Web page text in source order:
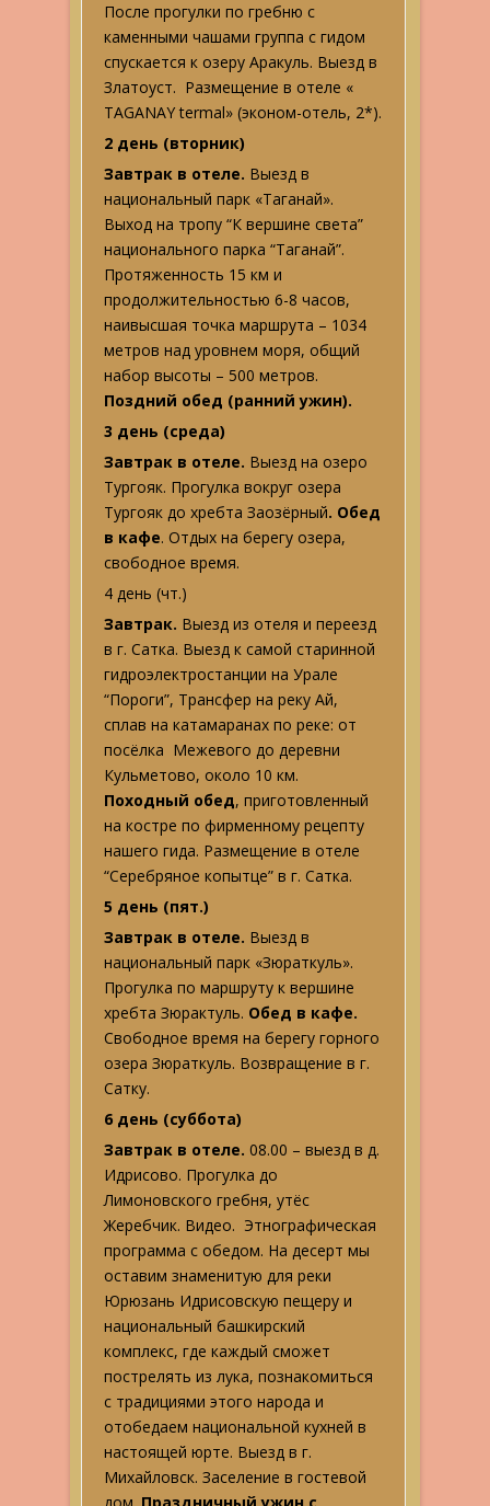
После прогулки по гребню с
каменными чашами группа с гидом
спускается к озеру Аракуль. Выезд в
Златоуст. Размещение в отеле «
TAGANAY termal» (эконом-отель, 2*).
2 день (вторник)
Завтрак в отеле. Выезд в
национальный парк «Таганай».
Выход на тропу “К вершине света”
национального парка “Таганай”.
Протяженность 15 км и
продолжительностью 6-8 часов,
наивысшая точка маршрута – 1034
метров над уровнем моря, общий
набор высоты – 500 метров.
Поздний обед (ранний ужин).
3 день (среда)
Завтрак в отеле. Выезд на озеро
Тургояк. Прогулка вокруг озера
Тургояк до хребта Заозёрный. Обед
в кафе. Отдых на берегу озера,
свободное время.
4 день (чт.)
Завтрак. Выезд из отеля и переезд
в г. Сатка. Выезд к самой старинной
гидроэлектростанции на Урале
“Пороги”, Трансфер на реку Ай,
сплав на катамаранах по реке: от
посёлка Межевого до деревни
Кульметово, около 10 км.
Походный обед, приготовленный
на костре по фирменному рецепту
нашего гида. Размещение в отеле
“Серебряное копытце” в г. Сатка.
5 день (пят.)
Завтрак в отеле. Выезд в
национальный парк «Зюраткуль».
Прогулка по маршруту к вершине
хребта Зюрактуль. Обед в кафе.
Свободное время на берегу горного
озера Зюраткуль. Возвращение в г.
Сатку.
6 день (суббота)
Завтрак в отеле. 08.00 – выезд в д.
Идрисово. Прогулка до
Лимоновского гребня, утёс
Жеребчик. Видео. Этнографическая
программа с обедом. На десерт мы
оставим знаменитую для реки
Юрюзань Идрисовскую пещеру и
национальный башкирский
комплекс, где каждый сможет
пострелять из лука, познакомиться
с традициями этого народа и
отобедаем национальной кухней в
настоящей юрте. Выезд в г.
Михайловск. Заселение в гостевой